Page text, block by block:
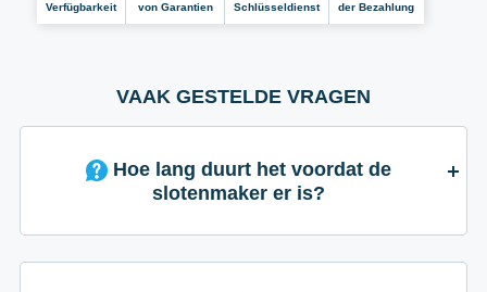
Verfügbarkeit
von Garantien
Schlüsseldienst
der Bezahlung
VAAK GESTELDE VRAGEN
slotenmaker er is?